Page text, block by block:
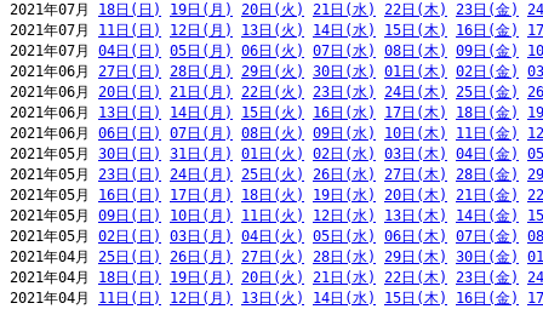
2021年07月 18日(日) 19日(月) 20日(火) 21日(水) 22日(木) 23日(金)
2021年07月 11日(日) 12日(月) 13日(火) 14日(水) 15日(木) 16日(金)
2021年07月 04日(日) 05日(月) 06日(火) 07日(水) 08日(木) 09日(金)
2021年06月 27日(日) 28日(月) 29日(火) 30日(水) 01日(木) 02日(金)
2021年06月 20日(日) 21日(月) 22日(火) 23日(水) 24日(木) 25日(金)
2021年06月 13日(日) 14日(月) 15日(火) 16日(水) 17日(木) 18日(金)
2021年06月 06日(日) 07日(月) 08日(火) 09日(水) 10日(木) 11日(金)
2021年05月 30日(日) 31日(月) 01日(火) 02日(水) 03日(木) 04日(金)
2021年05月 23日(日) 24日(月) 25日(火) 26日(水) 27日(木) 28日(金)
2021年05月 16日(日) 17日(月) 18日(火) 19日(水) 20日(木) 21日(金)
2021年05月 09日(日) 10日(月) 11日(火) 12日(水) 13日(木) 14日(金)
2021年05月 02日(日) 03日(月) 04日(火) 05日(水) 06日(木) 07日(金)
2021年04月 25日(日) 26日(月) 27日(火) 28日(水) 29日(木) 30日(金)
2021年04月 18日(日) 19日(月) 20日(火) 21日(水) 22日(木) 23日(金)
2021年04月 11日(日) 12日(月) 13日(火) 14日(水) 15日(木) 16日(金)